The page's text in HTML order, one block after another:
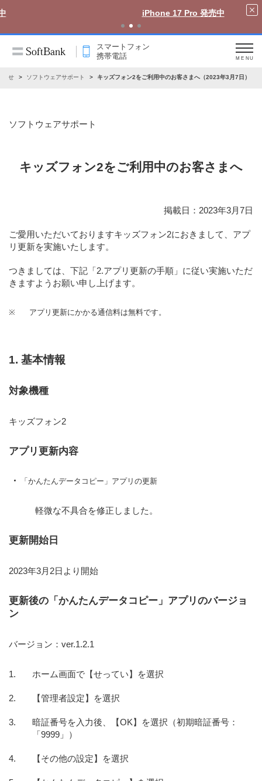
iPhone 17 Pro 発売中
スマートフォン
携帯電話
MENU
らせ ソフトウェアサポート キッズフォン2をご利用中のお客さまへ（2023年3月7日）
ソフトウェアサポート
キッズフォン2をご利用中のお客さまへ
掲載日：2023年3月7日
ご愛用いただいておりますキッズフォン2におきまして、アプ
リ更新を実施いたします。
つきましては、下記 「2.アプリ更新の手順」 に従い実施いただ
きますようお願い申し上げます。
※ アプリ更新にかかる通信料は無料です。
1. 基本情報
対象機種
キッズフォン2
アプリ更新内容
「かんたんデータコピー」アプリの更新
軽微な不具合を修正しました。
更新開始日
2023年3月2日より開始
更新後の「かんたんデータコピー」アプリのバージョ
ン
バージョン：ver.1.2.1
ホーム画面で【せってい】を選択
【管理者設定】を選択
暗証番号を入力後、【OK】を選択（初期暗証番号：
「9999」）
【その他の設定】を選択